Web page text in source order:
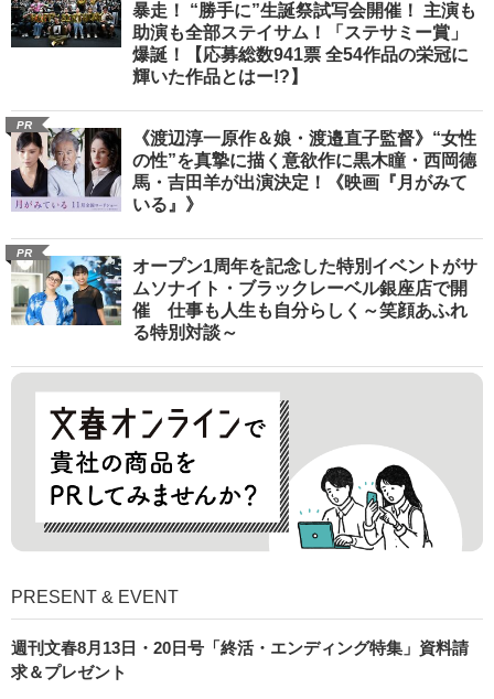
暴走！ “勝手に”生誕祭試写会開催！ 主演も
助演も全部ステイサム！「ステサミー賞」
爆誕！【応募総数941票 全54作品の栄冠に
輝いた作品とはー!?】
PR
《渡辺淳一原作＆娘・渡邉直子監督》“女性
の性”を真摯に描く意欲作に黒木瞳・西岡德
馬・吉田羊が出演決定！《映画『月がみて
いる』》
PR
オープン1周年を記念した特別イベントがサ
ムソナイト・ブラックレーベル銀座店で開
催 仕事も人生も自分らしく～笑顔あふれ
る特別対談～
PRESENT & EVENT
週刊文春8月13日・20日号「終活・エンディング特集」資料請
求＆プレゼント